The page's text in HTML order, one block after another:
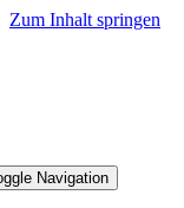
Zum Inhalt springen
Navigation